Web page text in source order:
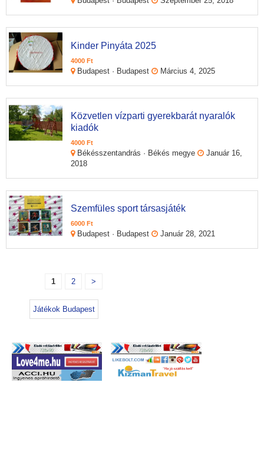
Kinder Pinyáta 2025
4000 Ft
Budapest · Budapest Március 4, 2025
Közvetlen vízparti gyerekbarát nyaralók
kiadók
4000 Ft
Békésszentandrás · Békés megye
Január 16,
2018
Szemfüles sport társasjáték
6000 Ft
Budapest · Budapest Január 28, 2021
1 2 >
Játékok Budapest